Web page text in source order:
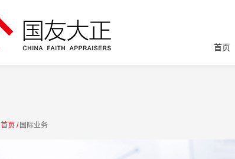
首页
首页 / 国际业务